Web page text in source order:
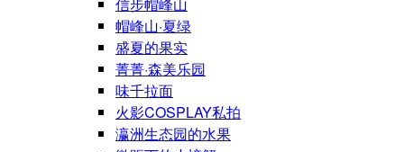
信步帽峰山
帽峰山·夏绿
盛夏的果实
菁菁·森美乐园
味千拉面
火影COSPLAY私拍
瀛洲生态园的水果